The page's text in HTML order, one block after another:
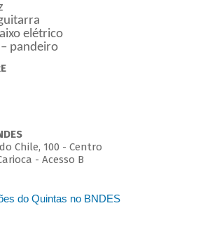
elétrico
pandeiro
Chile, 100 - Centro
- Acesso B
do Quintas no BNDES